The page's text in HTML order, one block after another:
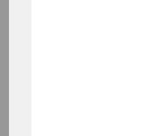
Mo­ra­li­sches